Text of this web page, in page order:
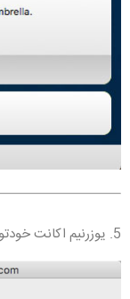
5. یوزرنیم اکانت خودتون رو وارد کنید و روی Ok کلیک کنید.